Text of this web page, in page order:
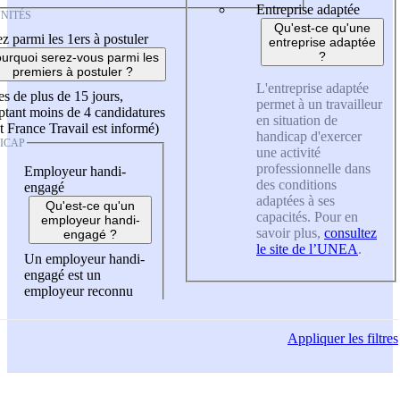
parmi les 1ers à postuler
serez-vous parmi les
premiers à postuler ?
de plus de 15 jours,
moins de 4 candidatures
France Travail est informé)
Employeur handi-
engagé
Qu'est-ce qu'un
employeur handi-
engagé ?
Un employeur handi-
engagé est un
employeur reconnu
Entreprise adaptée
Qu'est-ce qu'une
entreprise adaptée
?
L'entreprise adaptée
permet à un travailleur
en situation de
handicap d'exercer
une activité
professionnelle dans
des conditions
adaptées à ses
capacités. Pour en
savoir plus, consultez
le site de l’UNEA.
Appliquerles filtres